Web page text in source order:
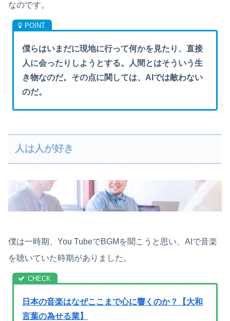
なのです。
僕らはいまだに現地に行って何かを見たり、直接
人に会ったりしようとする。人間とはそういう生
き物なのだ。その点に関しては、AIでは敵わない
のだ。
人は人が好き
僕は一時期、You TubeでBGMを聞こうと思い、AIで音楽
を聴いていた時期がありました。
日本の音楽はなぜここまで心に響くのか？【大和
言葉の為せる業】